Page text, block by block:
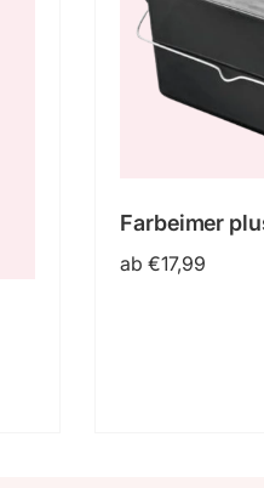
Farbeimer
Normaler
ab €17,99